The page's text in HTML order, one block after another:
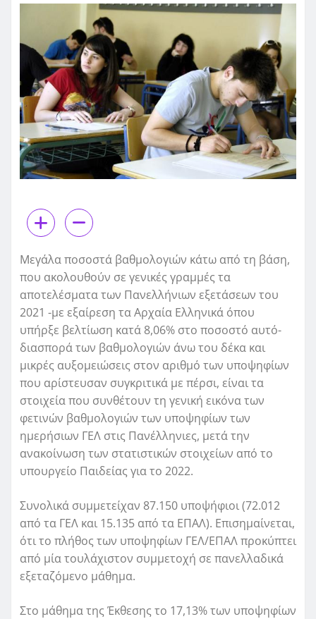
Μεγάλα ποσοστά βαθμολογιών κάτω από τη βάση,
που ακολουθούν σε γενικές γραμμές τα
αποτελέσματα των Πανελλήνιων εξετάσεων του
2021 -με εξαίρεση τα Αρχαία Ελληνικά όπου
υπήρξε βελτίωση κατά 8,06% στο ποσοστό αυτό-
διασπορά των βαθμολογιών άνω του δέκα και
μικρές αυξομειώσεις στον αριθμό των υποψηφίων
που αρίστευσαν συγκριτικά με πέρσι, είναι τα
στοιχεία που συνθέτουν τη γενική εικόνα των
φετινών βαθμολογιών των υποψηφίων των
ημερήσιων ΓΕΛ στις Πανέλληνιες, μετά την
ανακοίνωση των στατιστικών στοιχείων από το
υπουργείο Παιδείας για το 2022.
Συνολικά συμμετείχαν 87.150 υποψήφιοι (72.012
από τα ΓΕΛ και 15.135 από τα ΕΠΑΛ). Επισημαίνεται,
ότι το πλήθος των υποψηφίων ΓΕΛ/ΕΠΑΛ προκύπτει
από μία τουλάχιστον συμμετοχή σε πανελλαδικά
εξεταζόμενο μάθημα.
Στο μάθημα της Έκθεσης το 17,13% των υποψηφίων